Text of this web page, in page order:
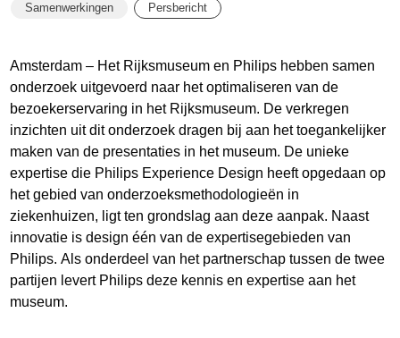
Samenwerkingen Persbericht
Amsterdam – Het Rijksmuseum en Philips hebben samen
onderzoek uitgevoerd naar het optimaliseren van de
bezoekerservaring in het Rijksmuseum. De verkregen
inzichten uit dit onderzoek dragen bij aan het toegankelijker
maken van de presentaties in het museum. De unieke
expertise die Philips Experience Design heeft opgedaan op
het gebied van onderzoeksmethodologieën in
ziekenhuizen, ligt ten grondslag aan deze aanpak. Naast
innovatie is design één van de expertisegebieden van
Philips. Als onderdeel van het partnerschap tussen de twee
partijen levert Philips deze kennis en expertise aan het
museum.